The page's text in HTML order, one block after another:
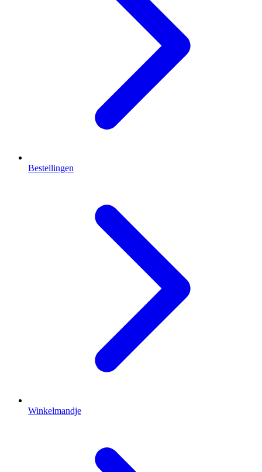
Bestellingen
Winkelmandje